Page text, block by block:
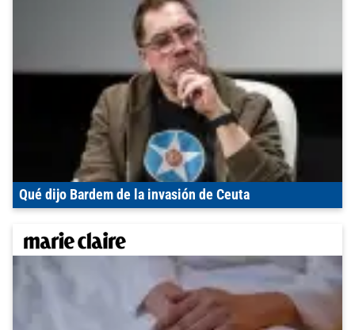
Qué dijo Bardem de la invasión de Ceuta